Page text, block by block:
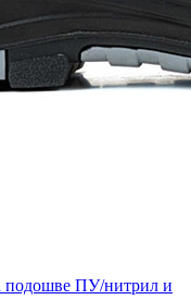
ПУ/нитрил и